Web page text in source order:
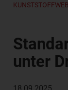
KUNSTSTOFFWEB
unter
18.09.2025